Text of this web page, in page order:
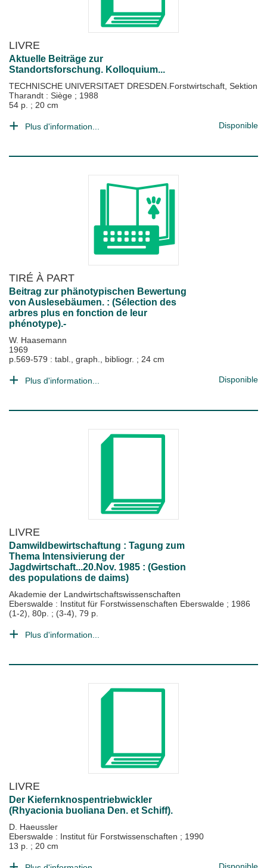
LIVRE
Aktuelle Beiträge zur
Standortsforschung. Kolloquium...
TECHNISCHE UNIVERSITAET DRESDEN.Forstwirtschaft, Sektion
Tharandt : Siège ; 1988
54 p. ; 20 cm
Plus d'information... Disponible
TIRÉ À PART
Beitrag zur phänotypischen Bewertung
von Auslesebäumen. : (Sélection des
arbres plus en fonction de leur
phénotype).-
W. Haasemann
1969
p.569-579 : tabl., graph., bibliogr. ; 24 cm
Plus d'information... Disponible
LIVRE
Damwildbewirtschaftung : Tagung zum
Thema Intensivierung der
Jagdwirtschaft...20.Nov. 1985 : (Gestion
des populations de daims)
Akademie der Landwirtschaftswissenschaften
Eberswalde : Institut für Forstwissenschaften Eberswalde ; 1986
(1-2), 80p. ; (3-4), 79 p.
Plus d'information...
LIVRE
Der Kiefernknospentriebwickler
(Rhyacionia buoliana Den. et Schiff).
D. Haeussler
Eberswalde : Institut für Forstwissenschaften ; 1990
13 p. ; 20 cm